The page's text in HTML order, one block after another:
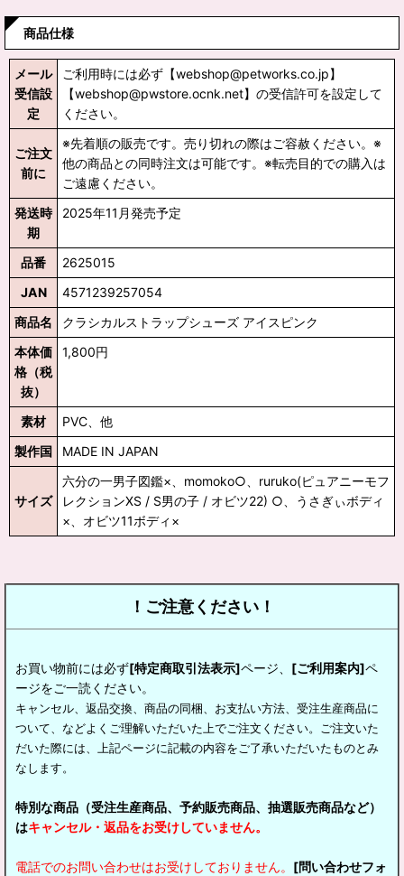
商品仕様
メール
受信設
定
ご利用時には必ず【webshop@petworks.co.jp】
【webshop@pwstore.ocnk.net】の受信許可を設定して
ください。
ご注文
前に
※先着順の販売です。売り切れの際はご容赦ください。※
他の商品との同時注文は可能です。※転売目的での購入は
ご遠慮ください。
発送時
期
2025年11月発売予定
品番
2625015
JAN
4571239257054
商品名
クラシカルストラップシューズ アイスピンク
本体価
格（税
抜）
1,800円
素材
PVC、他
製作国
MADE IN JAPAN
サイズ
六分の一男子図鑑×、momoko○、ruruko(ピュアニーモフ
レクションXS / S男の子 / オビツ22) ○、うさぎぃボディ
×、オビツ11ボディ×
！ご注意ください！
お買い物前には必ず[特定商取引法表示]ページ、 [ご利用案内]ペ
ージをご一読ください。
キャンセル、返品交換、商品の同梱、お支払い方法、受注生産商品に
ついて、などよくご理解いただいた上でご注文ください。ご注文いた
だいた際には、上記ページに記載の内容をご了承いただいたものとみ
なします。
特別な商品（受注生産商品、予約販売商品、抽選販売商品など）
はキャンセル・返品をお受けしていません。
電話でのお問い合わせはお受けしておりません。 [問い合わせフォ